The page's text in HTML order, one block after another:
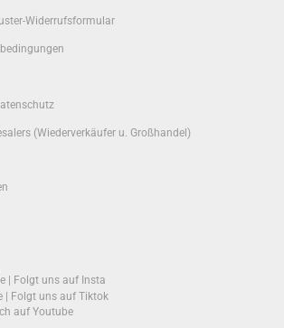
Widerrufsformular
(Wiederverkäufer u. Großhandel)